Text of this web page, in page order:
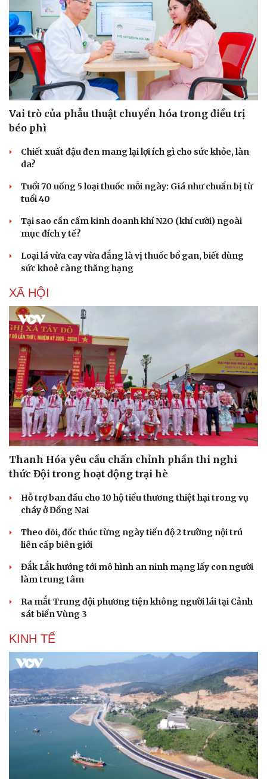
Du lịch
Tư vấn
Săn Tour
check-in
Cửa sổ tình yêu
Kể chuyện cho bé
Hạt giống tâm hồn
Vai trò của phẫu thuật chuyển hóa trong điều trị
béo phì
Chiết xuất đậu đen mang lại lợi ích gì cho sức khỏe, làn
da?
Tuổi 70 uống 5 loại thuốc mỗi ngày: Giá như chuẩn bị từ
tuổi 40
Tại sao cần cấm kinh doanh khí N2O (khí cười) ngoài
mục đích y tế?
Loại lá vừa cay vừa đắng là vị thuốc bổ gan, biết dùng
sức khoẻ càng thăng hạng
XÃ HỘI
Thanh Hóa yêu cầu chấn chỉnh phần thi nghi
thức Đội trong hoạt động trại hè
Hỗ trợ ban đầu cho 10 hộ tiểu thương thiệt hại trong vụ
cháy ở Đồng Nai
Theo dõi, đốc thúc từng ngày tiến độ 2 trường nội trú
liên cấp biên giới
Đắk Lắk hướng tới mô hình an ninh mạng lấy con người
làm trung tâm
Ra mắt Trung đội phương tiện không người lái tại Cảnh
sát biển Vùng 3
KINH TẾ